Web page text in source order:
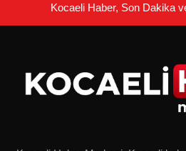
Kocaeli Haber, Son Dakika